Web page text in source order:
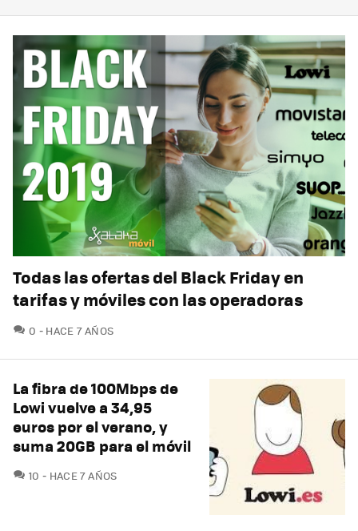
Todas las ofertas del Black Friday en
tarifas y móviles con las operadoras
0 COMENTARIOS
HACE 7 AÑOS
La fibra de 100Mbps de
Lowi vuelve a 34,95
euros por el verano, y
suma 20GB para el móvil
10 COMENTARIOS
HACE 7 AÑOS